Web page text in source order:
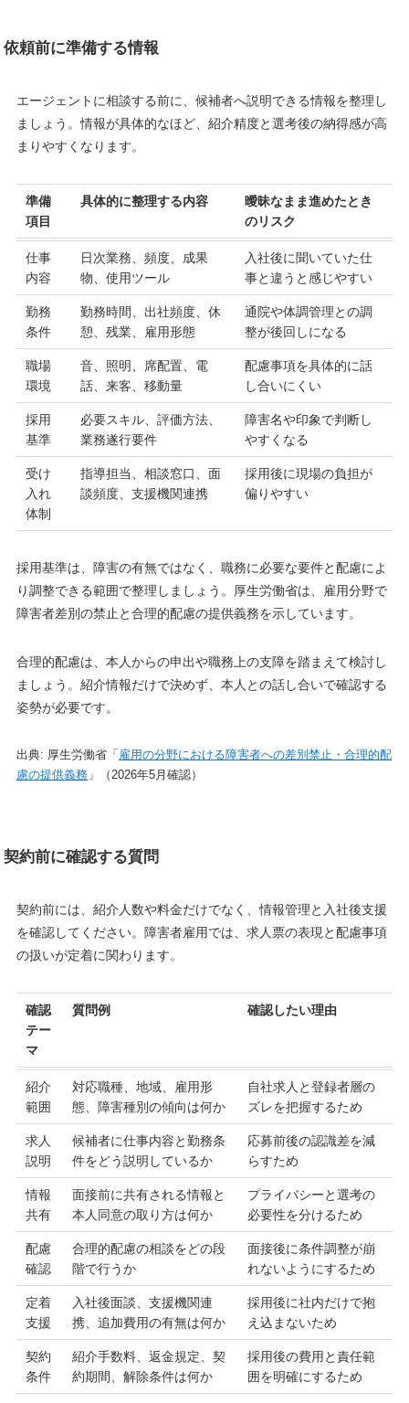
依頼前に準備する情報
エージェントに相談する前に、候補者へ説明できる情報を整理し
ましょう。情報が具体的なほど、紹介精度と選考後の納得感が高
まりやすくなります。
準備
項目
具体的に整理する内容
曖昧なまま進めたとき
のリスク
仕事
内容
日次業務、頻度、成果
物、使用ツール
入社後に聞いていた仕
事と違うと感じやすい
勤務
条件
勤務時間、出社頻度、休
憩、残業、雇用形態
通院や体調管理との調
整が後回しになる
職場
環境
音、照明、席配置、電
話、来客、移動量
配慮事項を具体的に話
し合いにくい
採用
基準
必要スキル、評価方法、
業務遂行要件
障害名や印象で判断し
やすくなる
受け
入れ
体制
指導担当、相談窓口、面
談頻度、支援機関連携
採用後に現場の負担が
偏りやすい
採用基準は、障害の有無ではなく、職務に必要な要件と配慮によ
り調整できる範囲で整理しましょう。厚生労働省は、雇用分野で
障害者差別の禁止と合理的配慮の提供義務を示しています。
合理的配慮は、本人からの申出や職務上の支障を踏まえて検討し
ましょう。紹介情報だけで決めず、本人との話し合いで確認する
姿勢が必要です。
出典: 厚生労働省「 雇用の分野における障害者への差別禁止・合理的配
慮の提供義務」（2026年5月確認）
契約前に確認する質問
契約前には、紹介人数や料金だけでなく、情報管理と入社後支援
を確認してください。障害者雇用では、求人票の表現と配慮事項
の扱いが定着に関わります。
確認
テー
マ
質問例 確認したい理由
紹介
範囲
対応職種、地域、雇用形
態、障害種別の傾向は何か
自社求人と登録者層の
ズレを把握するため
求人
説明
候補者に仕事内容と勤務条
件をどう説明しているか
応募前後の認識差を減
らすため
情報
共有
面接前に共有される情報と
本人同意の取り方は何か
プライバシーと選考の
必要性を分けるため
配慮
確認
合理的配慮の相談をどの段
階で行うか
面接後に条件調整が崩
れないようにするため
定着
支援
入社後面談、支援機関連
携、追加費用の有無は何か
採用後に社内だけで抱
え込まないため
契約
条件
紹介手数料、返金規定、契
約期間、解除条件は何か
採用後の費用と責任範
囲を明確にするため